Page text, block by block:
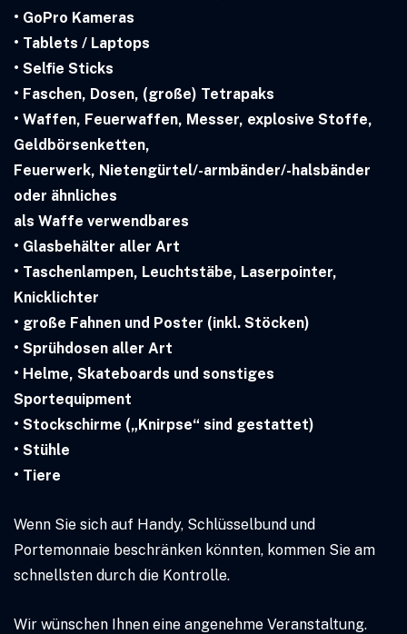
• GoPro Kameras
• Tablets / Laptops
• Selfie Sticks
• Faschen, Dosen, (große) Tetrapaks
• Waffen, Feuerwaffen, Messer, explosive Stoffe,
Geldbörsenketten,
Feuerwerk, Nietengürtel/-armbänder/-halsbänder
oder ähnliches
als Waffe verwendbares
• Glasbehälter aller Art
• Taschenlampen, Leuchtstäbe, Laserpointer,
Knicklichter
• große Fahnen und Poster (inkl. Stöcken)
• Sprühdosen aller Art
• Helme, Skateboards und sonstiges
Sportequipment
• Stockschirme („Knirpse“ sind gestattet)
• Stühle
• Tiere
Wenn Sie sich auf Handy, Schlüsselbund und
Portemonnaie beschränken könnten, kommen Sie am
schnellsten durch die Kontrolle.
Wir wünschen Ihnen eine angenehme Veranstaltung.